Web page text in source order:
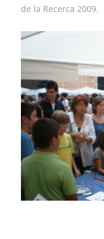
de la Recerca 2009.